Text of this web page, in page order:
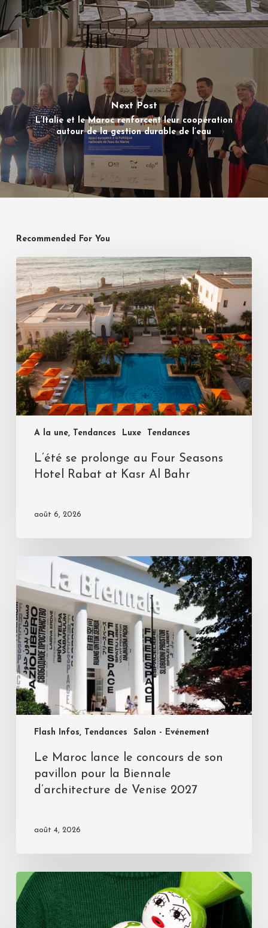
Next Post
L’Italie et le Maroc renforcent leur coopération
autour de la gestion durable de l’eau
Recommended For You
A la une, Tendances Luxe Tendances
L’été se prolonge au Four Seasons
Hotel Rabat at Kasr Al Bahr
août 6, 2026
Flash Infos, Tendances Salon - Evénement
Le Maroc lance le concours de son
pavillon pour la Biennale
d’architecture de Venise 2027
août 4, 2026